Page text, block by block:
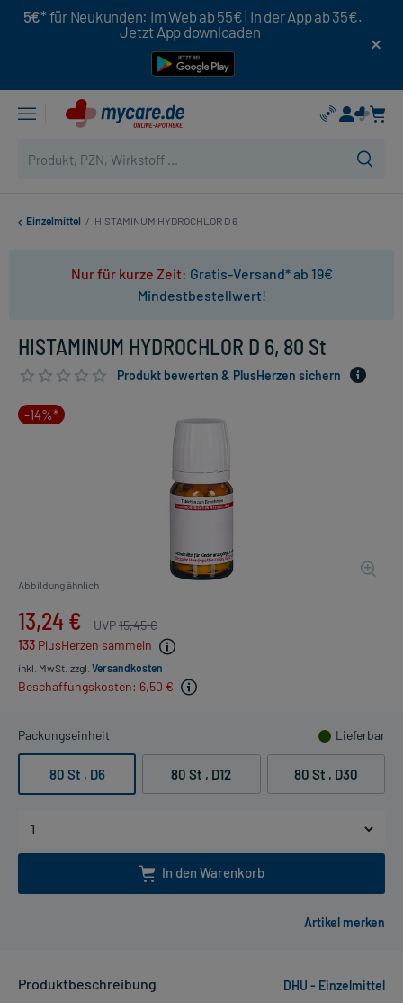
5€* für Neukunden: Im Web ab 55€ | In der App ab 35€.
Jetzt App downloaden
Einzelmittel / HISTAMINUM HYDROCHLOR D 6
Nur für kurze Zeit: Gratis-Versand* ab 19€
Mindestbestellwert!
HISTAMINUM HYDROCHLOR D 6, 80 St
Produkt bewerten & PlusHerzen sichern
-14%*
Abbildung ähnlich
13,24 € UVP15,45 €
133 PlusHerzen sammeln
inkl. MwSt. zzgl. Versandkosten
Beschaffungskosten: 6,50 €
Packungseinheit Lieferbar
80 St , D6 80 St , D12 80 St , D30
In den Warenkorb
Produktbeschreibung
DHU - Einzelmittel